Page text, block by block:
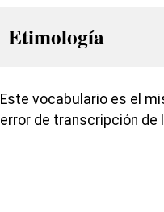
Etimología
Este vocabulario es el
error de transcripción